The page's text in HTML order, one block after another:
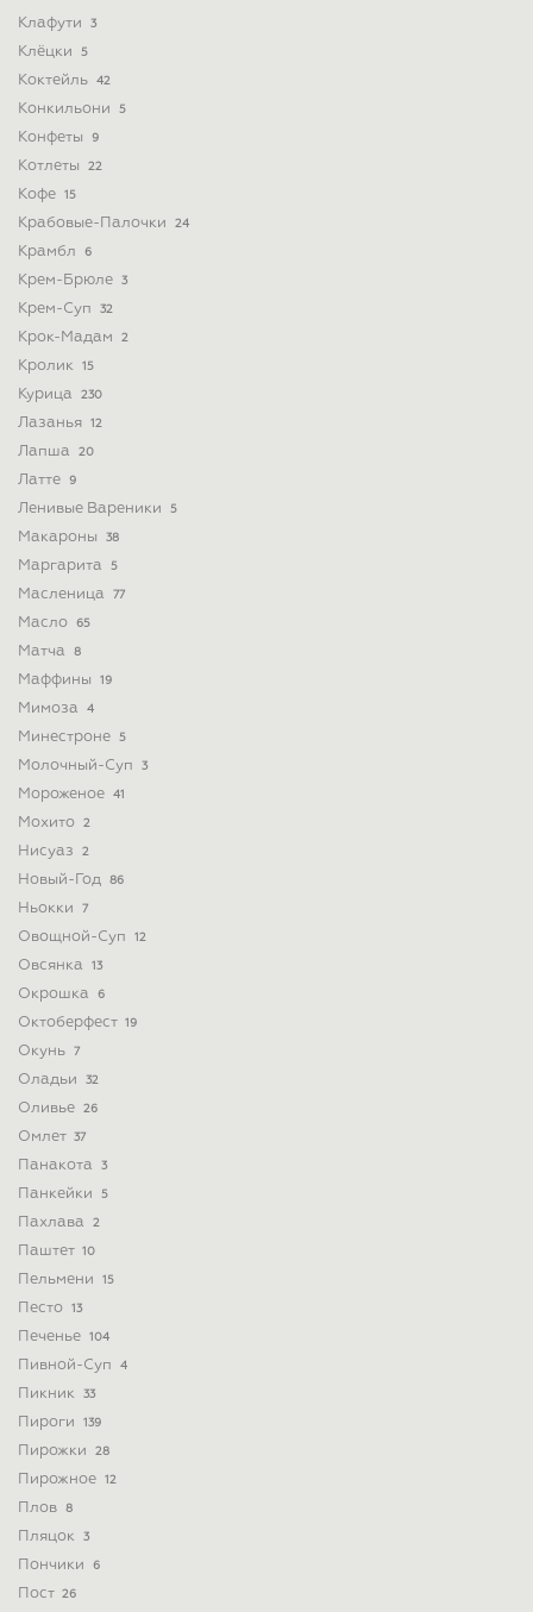
Клафути 3
Клёцки 5
Коктейль 42
Конкильони 5
Конфеты 9
Котлеты 22
Кофе 15
Крабовые-Палочки 24
Крамбл 6
Крем-Брюле 3
Крем-Суп 32
Крок-Мадам 2
Кролик 15
Курица 230
Лазанья 12
Лапша 20
Латте 9
Ленивые Вареники 5
Макароны 38
Маргарита 5
Масленица 77
Масло 65
Матча 8
Маффины 19
Мимоза 4
Минестроне 5
Молочный-Суп 3
Мороженое 41
Мохито 2
Нисуаз 2
Новый-Год 86
Ньокки 7
Овощной-Суп 12
Овсянка 13
Окрошка 6
Октоберфест 19
Окунь 7
Оладьи 32
Оливье 26
Омлет 37
Панакота 3
Панкейки 5
Пахлава 2
Паштет 10
Пельмени 15
Песто 13
Печенье 104
Пивной-Суп 4
Пикник 33
Пироги 139
Пирожки 28
Пирожное 12
Плов 8
Пляцок 3
Пончики 6
Пост 26